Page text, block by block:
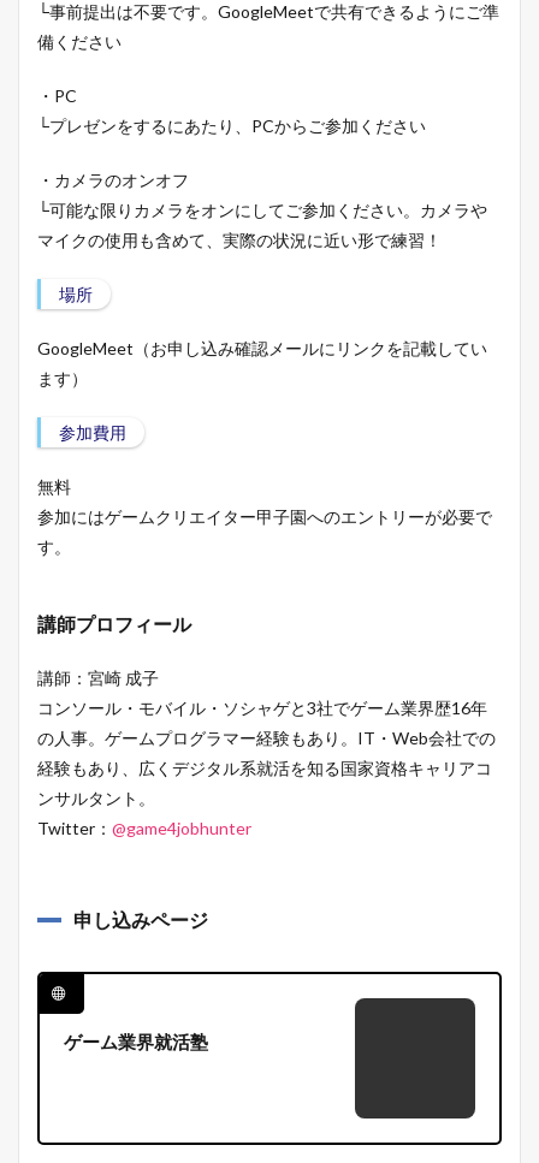
└事前提出は不要です。GoogleMeetで共有できるようにご準
備ください
・PC
└プレゼンをするにあたり、PCからご参加ください
・カメラのオンオフ
└可能な限りカメラをオンにしてご参加ください。カメラや
マイクの使用も含めて、実際の状況に近い形で練習！
場所
GoogleMeet（お申し込み確認メールにリンクを記載してい
ます）
参加費用
無料
参加にはゲームクリエイター甲子園へのエントリーが必要で
す。
講師プロフィール
講師：宮崎 成子
コンソール・モバイル・ソシャゲと3社でゲーム業界歴16年
の人事。ゲームプログラマー経験もあり。IT・Web会社での
経験もあり、広くデジタル系就活を知る国家資格キャリアコ
ンサルタント。
Twitter： @game4jobhunter
申し込みページ
ゲーム業界就活塾